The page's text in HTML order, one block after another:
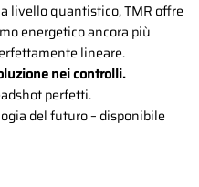
livello quantistico, TMR offre
energetico ancora più
lineare.
nei controlli.
perfetti.
del futuro – disponibile